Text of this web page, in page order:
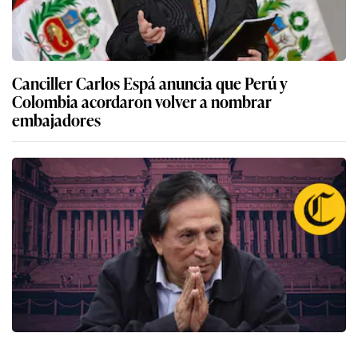
Canciller Carlos Espá anuncia que Perú y
Colombia acordaron volver a nombrar
embajadores